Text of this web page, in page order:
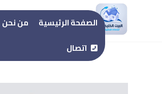
الصفحة الرئيسية من نحن
اتصال
Noureldin